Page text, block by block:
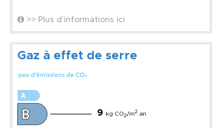
>> Plus d'informations ici
Gaz à effet de serre
9 kg CO2/m2 .an